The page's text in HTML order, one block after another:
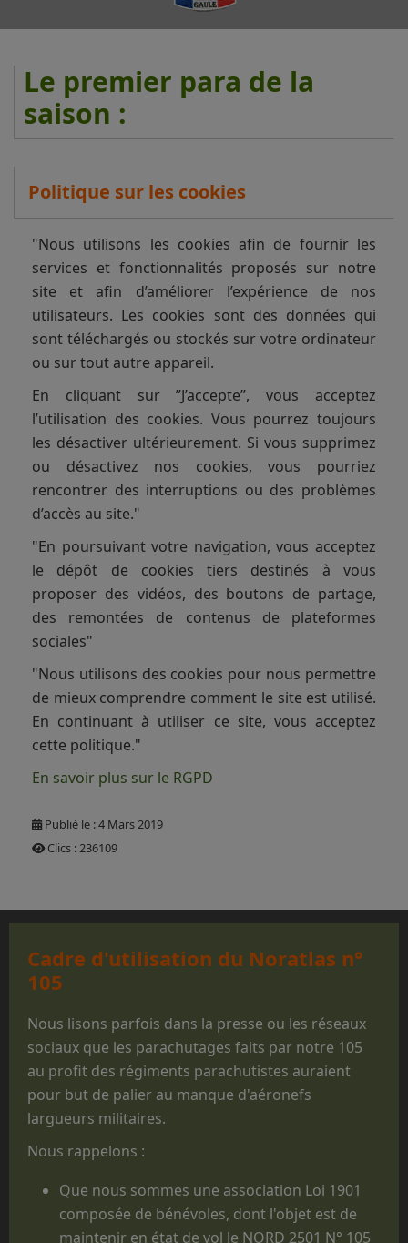
Le premier para de la
saison :
Politique sur les cookies
"Nous utilisons les cookies afin de fournir les
services et fonctionnalités proposés sur notre
site et afin d’améliorer l’expérience de nos
utilisateurs. Les cookies sont des données qui
sont téléchargés ou stockés sur votre ordinateur
ou sur tout autre appareil.
En cliquant sur ”J’accepte”, vous acceptez
l’utilisation des cookies. Vous pourrez toujours
les désactiver ultérieurement. Si vous supprimez
ou désactivez nos cookies, vous pourriez
rencontrer des interruptions ou des problèmes
d’accès au site."
"En poursuivant votre navigation, vous acceptez
le dépôt de cookies tiers destinés à vous
proposer des vidéos, des boutons de partage,
des remontées de contenus de plateformes
sociales"
"Nous utilisons des cookies pour nous permettre
de mieux comprendre comment le site est utilisé.
En continuant à utiliser ce site, vous acceptez
cette politique."
En savoir plus sur le RGPD
Publié le : 4 Mars 2019
Clics : 236109
Cadre d'utilisation du Noratlas n°
105
Nous lisons parfois dans la presse ou les réseaux
sociaux que les parachutages faits par notre 105
au profit des régiments parachutistes auraient
pour but de palier au manque d'aéronefs
largueurs militaires.
Nous rappelons :
Que nous sommes une association Loi 1901
composée de bénévoles, dont l'objet est de
maintenir en état de vol le NORD 2501 N° 105